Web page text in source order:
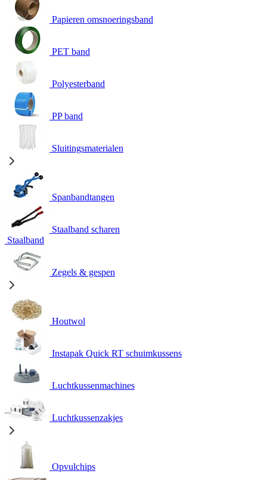
Papieren omsnoeringsband
PET band
Polyesterband
PP band
Sluitingsmaterialen
Spanbandtangen
Staalband scharen
Staalband
Zegels & gespen
Houtwol
Instapak Quick RT schuimkussens
Luchtkussenmachines
Luchtkussenzakjes
Opvulchips